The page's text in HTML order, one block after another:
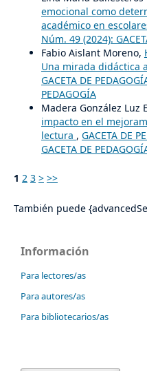
emocional como
académico en
Núm. 49 (2024):
Fabio Aislant Moreno,
Una mirada didáctica
GACETA DE
PEDAGOGÍA
Madera González Luz
impacto en el
lectura , GACETA DE
GACETA DE
1 2 3 > >>
También puede
Información
Para lectores/as
Para autores/as
Para bibliotecarios/as